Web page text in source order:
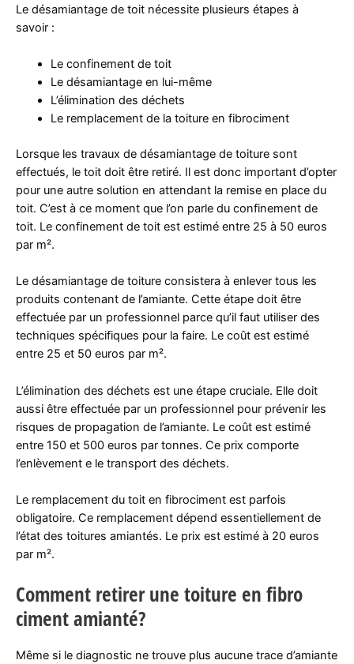
Le désamiantage de toit nécessite plusieurs étapes à
savoir :
Le confinement de toit
Le désamiantage en lui-même
L’élimination des déchets
Le remplacement de la toiture en fibrociment
Lorsque les travaux de désamiantage de toiture sont
effectués, le toit doit être retiré. Il est donc important d’opter
pour une autre solution en attendant la remise en place du
toit. C’est à ce moment que l’on parle du confinement de
toit. Le confinement de toit est estimé entre 25 à 50 euros
par m².
Le désamiantage de toiture consistera à enlever tous les
produits contenant de l’amiante. Cette étape doit être
effectuée par un professionnel parce qu’il faut utiliser des
techniques spécifiques pour la faire. Le coût est estimé
entre 25 et 50 euros par m².
L’élimination des déchets est une étape cruciale. Elle doit
aussi être effectuée par un professionnel pour prévenir les
risques de propagation de l’amiante. Le coût est estimé
entre 150 et 500 euros par tonnes. Ce prix comporte
l’enlèvement e le transport des déchets.
Le remplacement du toit en fibrociment est parfois
obligatoire. Ce remplacement dépend essentiellement de
l’état des toitures amiantés. Le prix est estimé à 20 euros
par m².
Comment retirer une toiture en fibro
ciment amianté?
Même si le diagnostic ne trouve plus aucune trace d’amiante